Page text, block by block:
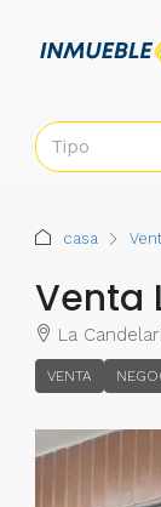
Tipo
casa
Venta
La
VENTA